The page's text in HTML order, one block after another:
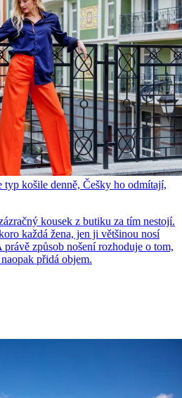
košile denně, Češky ho odmítají,
kousek z butiku za tím nestojí.
každá žena, jen ji většinou nosí
způsob nošení rozhoduje o tom,
přidá objem.